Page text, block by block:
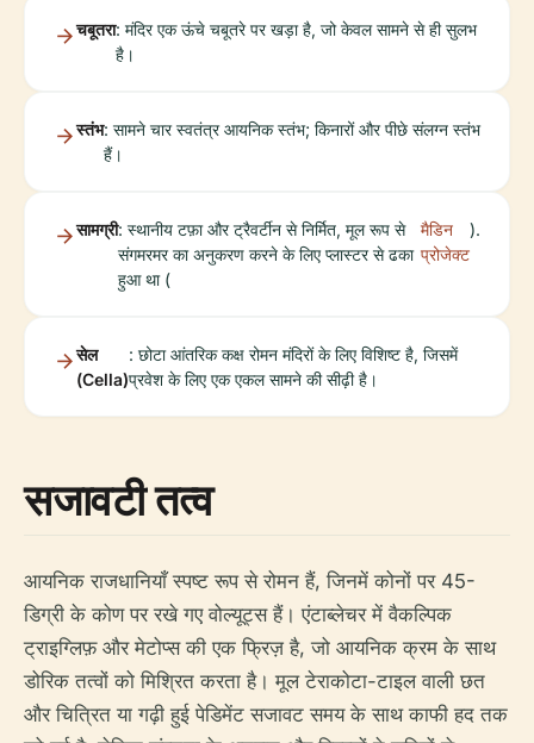
चबूतरा: मंदिर एक ऊंचे चबूतरे पर खड़ा है, जो केवल सामने से ही सुलभ
है।
स्तंभ: सामने चार स्वतंत्र आयनिक स्तंभ; किनारों और पीछे संलग्न स्तंभ
हैं।
सामग्री: स्थानीय टफ़ा और ट्रैवर्टीन से निर्मित, मूल रूप से
संगमरमर का अनुकरण करने के लिए प्लास्टर से ढका
हुआ था (
मैडिन
प्रोजेक्ट
).
सेल
(Cella)
: छोटा आंतरिक कक्ष रोमन मंदिरों के लिए विशिष्ट है, जिसमें
प्रवेश के लिए एक एकल सामने की सीढ़ी है।
सजावटी तत्व
आयनिक राजधानियाँ स्पष्ट रूप से रोमन हैं, जिनमें कोनों पर 45-
डिग्री के कोण पर रखे गए वोल्यूट्स हैं। एंटाब्लेचर में वैकल्पिक
ट्राइग्लिफ़ और मेटोप्स की एक फ्रिज़ है, जो आयनिक क्रम के साथ
डोरिक तत्वों को मिश्रित करता है। मूल टेराकोटा-टाइल वाली छत
और चित्रित या गढ़ी हुई पेडिमेंट सजावट समय के साथ काफी हद तक